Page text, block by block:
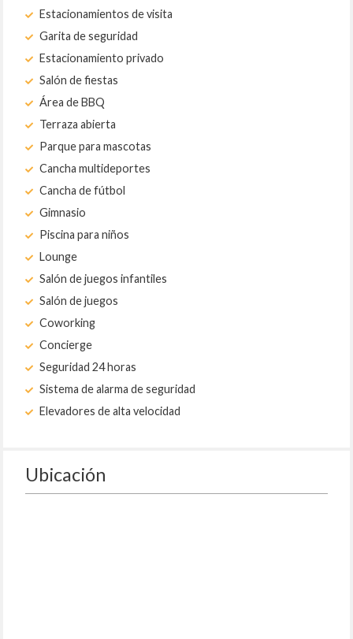
Estacionamientos de visita
Garita de seguridad
Estacionamiento privado
Salón de fiestas
Área de BBQ
Terraza abierta
Parque para mascotas
Cancha multideportes
Cancha de fútbol
Gimnasio
Piscina para niños
Lounge
Salón de juegos infantiles
Salón de juegos
Coworking
Concierge
Seguridad 24 horas
Sistema de alarma de seguridad
Elevadores de alta velocidad
Ubicación